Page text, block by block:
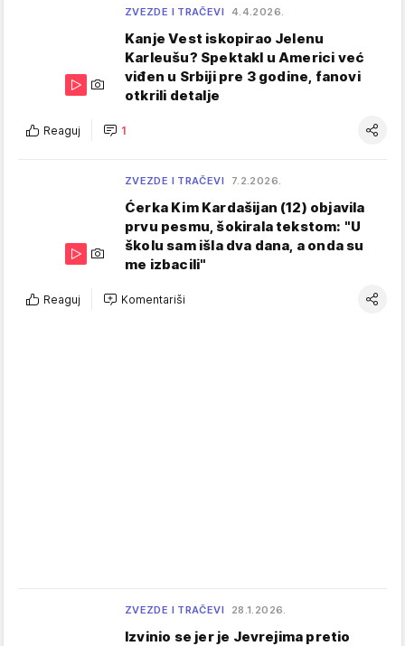
ZVEZDE I TRAČEVI 4.4.2026.
Kanje Vest iskopirao Jelenu
Karleušu? Spektakl u Americi već
viđen u Srbiji pre 3 godine, fanovi
otkrili detalje
Reaguj 1
ZVEZDE I TRAČEVI 7.2.2026.
Ćerka Kim Kardašijan (12) objavila
prvu pesmu, šokirala tekstom: "U
školu sam išla dva dana, a onda su
me izbacili"
Reaguj Komentariši
ZVEZDE I TRAČEVI 28.1.2026.
Izvinio se jer je Jevrejima pretio